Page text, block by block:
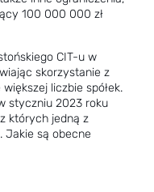
100 000 000 zł
CIT-u w
skorzystanie z
liczbie spółek.
styczniu 2023 roku
których jedną z
Jakie są obecne